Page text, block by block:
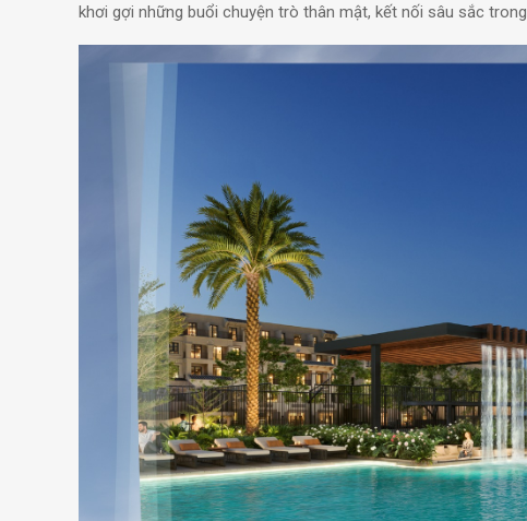
khơi gợi những buổi chuyện trò thân mật, kết nối sâu sắc